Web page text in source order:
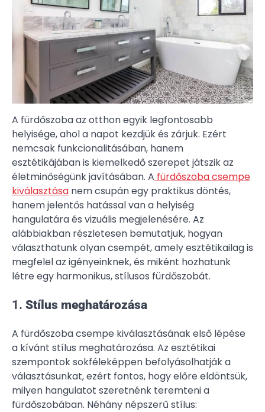
A fürdőszoba az otthon egyik legfontosabb
helyisége, ahol a napot kezdjük és zárjuk. Ezért
nemcsak funkcionalitásában, hanem
esztétikájában is kiemelkedő szerepet játszik az
életminőségünk javításában. A fürdőszoba csempe
kiválasztása nem csupán egy praktikus döntés,
hanem jelentős hatással van a helyiség
hangulatára és vizuális megjelenésére. Az
alábbiakban részletesen bemutatjuk, hogyan
választhatunk olyan csempét, amely esztétikailag is
megfelel az igényeinknek, és miként hozhatunk
létre egy harmonikus, stílusos fürdőszobát.
1. Stílus meghatározása
A fürdőszoba csempe kiválasztásának első lépése
a kívánt stílus meghatározása. Az esztétikai
szempontok sokféleképpen befolyásolhatják a
választásunkat, ezért fontos, hogy előre eldöntsük,
milyen hangulatot szeretnénk teremteni a
fürdőszobában. Néhány népszerű stílus: